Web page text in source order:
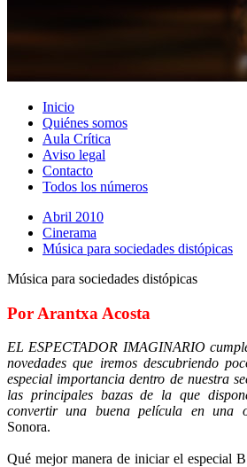
Inicio
Quiénes somos
Aula Crítica
Aviso legal
Contacto
Todos los números
Abril 2010
Cinerama
Música para sociedades distópicas
Música para sociedades distópicas
Por Arantxa Acosta
EL ESPECTADOR IMAGINARIO
novedades que iremos descubriendo
especial importancia dentro de nuestra
las principales bazas de la que
convertir una buena película en una
Sonora.
Qué mejor manera de iniciar el especial